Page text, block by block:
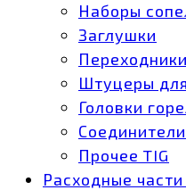
Наборы
Заглушки
Штуцеры
Головки
Прочее TIG
Расходные части